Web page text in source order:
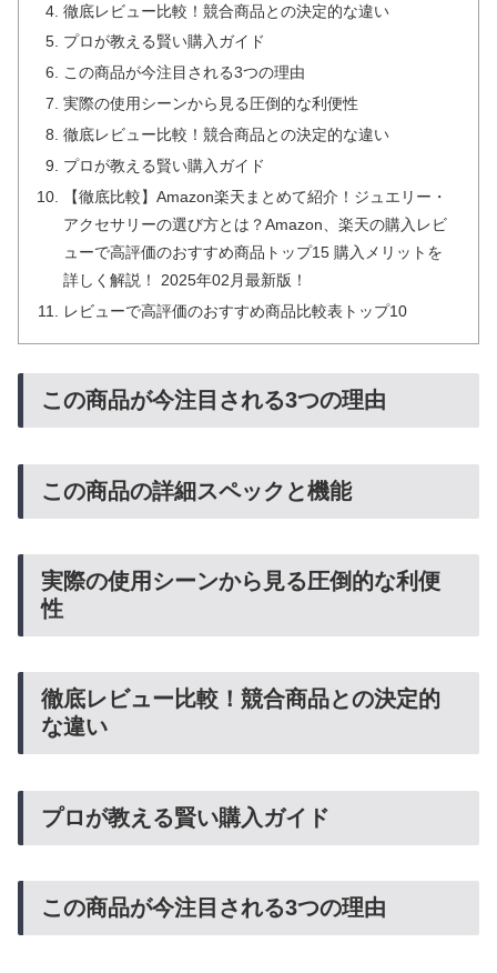
徹底レビュー比較！競合商品との決定的な違い
プロが教える賢い購入ガイド
この商品が今注目される3つの理由
実際の使用シーンから見る圧倒的な利便性
徹底レビュー比較！競合商品との決定的な違い
プロが教える賢い購入ガイド
【徹底比較】Amazon楽天まとめて紹介！ジュエリー・
アクセサリーの選び方とは？Amazon、楽天の購入レビ
ューで高評価のおすすめ商品トップ15 購入メリットを
詳しく解説！ 2025年02月最新版！
レビューで高評価のおすすめ商品比較表トップ10
この商品が今注目される3つの理由
この商品の詳細スペックと機能
実際の使用シーンから見る圧倒的な利便
性
徹底レビュー比較！競合商品との決定的
な違い
プロが教える賢い購入ガイド
この商品が今注目される3つの理由